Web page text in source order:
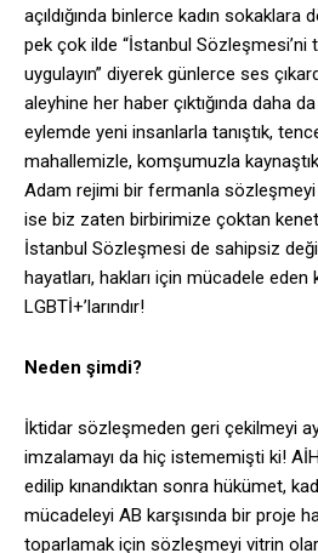
açıldığında binlerce kadın sokaklara
pek çok ilde “İstanbul Sözleşmesi’ni
uygulayın” diyerek günlerce ses
aleyhine her haber çıktığında daha
eylemde yeni insanlarla tanıştık,
mahallemizle, komşumuzla
Adam rejimi bir fermanla sözleşmeyi
ise biz zaten birbirimize çoktan
İstanbul Sözleşmesi de sahipsiz
hayatları, hakları için mücadele eden
LGBTİ+’larındır!
Neden şimdi?
İktidar sözleşmeden geri çekilmeyi
imzalamayı da hiç istememişti ki!
edilip kınandıktan sonra hükümet,
mücadeleyi AB karşısında bir proje
toparlamak için sözleşmeyi vitrin